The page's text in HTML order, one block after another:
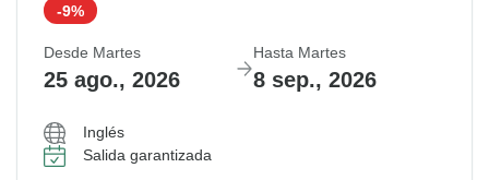
-9%
Desde Martes
25 ago., 2026
Hasta Martes
8 sep., 2026
Inglés
Salida garantizada